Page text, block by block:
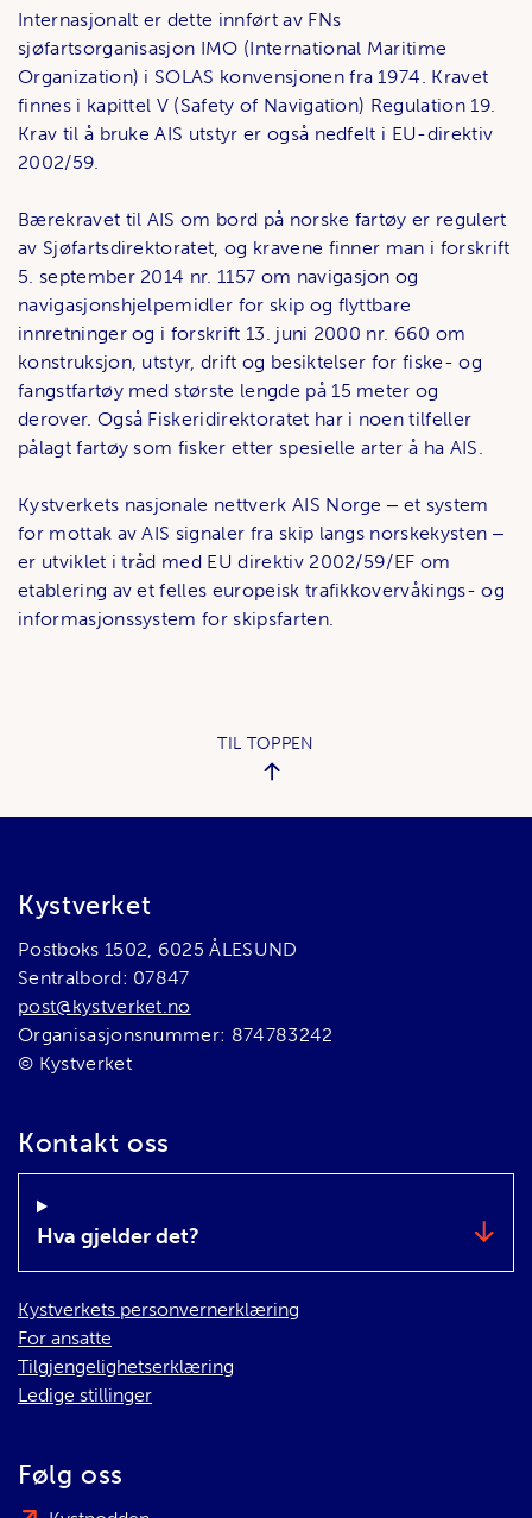
Internasjonalt er dette innført av FNs
sjøfartsorganisasjon IMO (International Maritime
Organization) i SOLAS konvensjonen fra 1974. Kravet
finnes i kapittel V (Safety of Navigation) Regulation 19.
Krav til å bruke AIS utstyr er også nedfelt i EU-direktiv
2002/59.
Bærekravet til AIS om bord på norske fartøy er regulert
av Sjøfartsdirektoratet, og kravene finner man i forskrift
5. september 2014 nr. 1157 om navigasjon og
navigasjonshjelpemidler for skip og flyttbare
innretninger og i forskrift 13. juni 2000 nr. 660 om
konstruksjon, utstyr, drift og besiktelser for fiske- og
fangstfartøy med største lengde på 15 meter og
derover. Også Fiskeridirektoratet har i noen tilfeller
pålagt fartøy som fisker etter spesielle arter å ha AIS.
Kystverkets nasjonale nettverk AIS Norge ‒ et system
for mottak av AIS signaler fra skip langs norskekysten ‒
er utviklet i tråd med EU direktiv 2002/59/EF om
etablering av et felles europeisk trafikkovervåkings- og
informasjonssystem for skipsfarten.
TIL TOPPEN
Bunnområde
Kystverket
Postboks 1502, 6025 ÅLESUND
Sentralbord: 07847
post@kystverket.no
Organisasjonsnummer: 874783242
© Kystverket
Kontakt oss
Hva gjelder det?
Kystverkets personvernerklæring
For ansatte
Tilgjengelighetserklæring
Ledige stillinger
Følg oss